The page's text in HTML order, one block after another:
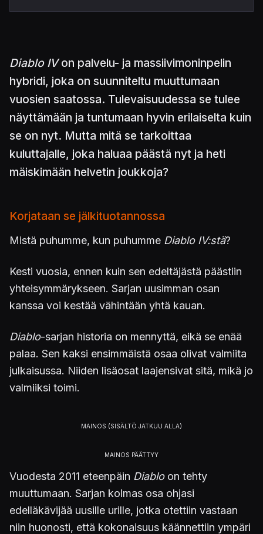
Diablo IVon palvelu- ja massiivimoninpelin
hybridi, joka on suunniteltu muuttumaan
vuosien saatossa. Tulevaisuudessa se tulee
näyttämään ja tuntumaan hyvin erilaiselta kuin
se on nyt. Mutta mitä se tarkoittaa
kuluttajalle, joka haluaa päästä nyt ja heti
mäiskimään helvetin joukkoja?
Korjataan se jälkituotannossa
Mistä puhumme, kun puhumme Diablo IV:stä?
Kesti vuosia, ennen kuin sen edeltäjästä päästiin
yhteisymmärykseen. Sarjan uusimman osan
kanssa voi kestää vähintään yhtä kauan.
Diablo-sarjan historia on mennyttä, eikä se enää
palaa. Sen kaksi ensimmäistä osaa olivat valmiita
julkaisussa. Niiden lisäosat laajensivat sitä, mikä jo
valmiiksi toimi.
Vuodesta 2011 eteenpäin Diabloon tehty
muuttumaan. Sarjan kolmas osa ohjasi
edelläkävijää uusille urille, jotka otettiin vastaan
niin huonosti, että kokonaisuus käännettiin ympäri